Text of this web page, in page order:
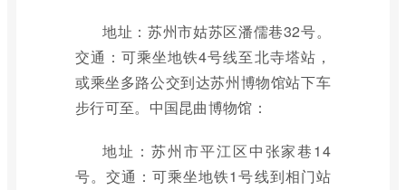
地址：苏州市姑苏区潘儒巷32号。
交通：可乘坐地铁4号线至北寺塔站，
或乘坐多路公交到达苏州博物馆站下车
步行可至。中国昆曲博物馆：
地址：苏州市平江区中张家巷14
号。交通：可乘坐地铁1号线到相门站